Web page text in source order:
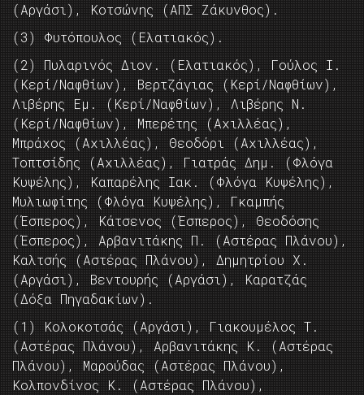
(Αργάσι), Κοτσώνης (ΑΠΣ Ζάκυνθος).
(3) Φυτόπουλος (Ελατιακός).
(2) Πυλαρινός Διον. (Ελατιακός), Γούλος Ι.
(Κερί/Ναφθίων), Βερτζάγιας (Κερί/Ναφθίων),
Λιβέρης Εμ. (Κερί/Ναφθίων), Λιβέρης Ν.
(Κερί/Ναφθίων), Μπερέτης (Αχιλλέας),
Μπράχος (Αχιλλέας), Θεοδόρι (Αχιλλέας),
Τοπτσίδης (Αχιλλέας), Γιατράς Δημ. (Φλόγα
Κυψέλης), Καπαρέλης Ιακ. (Φλόγα Κυψέλης),
Μυλιωφίτης (Φλόγα Κυψέλης), Γκαμπής
(Έσπερος), Κάτσενος (Έσπερος), Θεοδόσης
(Έσπερος), Αρβανιτάκης Π. (Αστέρας Πλάνου),
Καλτσής (Αστέρας Πλάνου), Δημητρίου Χ.
(Αργάσι), Βεντουρής (Αργάσι), Καρατζάς
(Δόξα Πηγαδακίων).
(1) Κολοκοτσάς (Αργάσι), Γιακουμέλος Τ.
(Αστέρας Πλάνου), Αρβανιτάκης Κ. (Αστέρας
Πλάνου), Μαρούδας (Αστέρας Πλάνου),
Κολπονδίνος Κ. (Αστέρας Πλάνου),